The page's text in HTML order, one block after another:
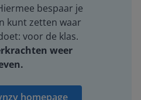
bespaar je
kunt zetten waar
voor de klas.
weer
homepage